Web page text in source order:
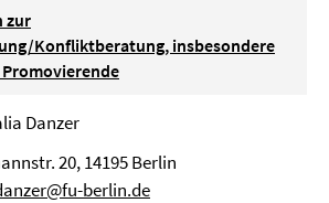
zur
Konfliktberatung, insbesondere
Danzer
20, 14195 Berlin
berlin.de